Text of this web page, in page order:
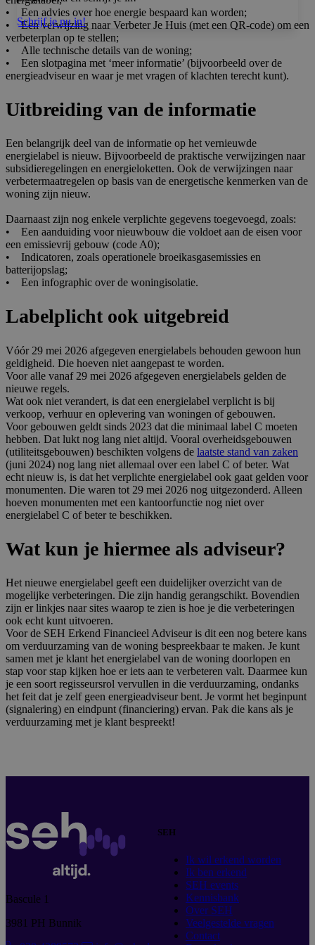
• Een advies over hoe energie bespaard kan worden;
• Een verwijzing naar Verbeter Je Huis (met een QR-code) om een
verbeterplan op te stellen;
• Alle technische details van de woning;
• Een slotpagina met ‘meer informatie’ (bijvoorbeeld over de
energieadviseur en waar je met vragen of klachten terecht kunt).
Uitbreiding van de informatie
Een belangrijk deel van de informatie op het vernieuwde
energielabel is nieuw. Bijvoorbeeld de praktische verwijzingen naar
subsidieregelingen en energieloketten. Ook de verwijzingen naar
verbetermaatregelen op basis van de energetische kenmerken van de
woning zijn nieuw.
Daarnaast zijn nog enkele verplichte gegevens toegevoegd, zoals:
• Een aanduiding voor nieuwbouw die voldoet aan de eisen voor
een emissievrij gebouw (code A0);
• Indicatoren, zoals operationele broeikasgasemissies en
batterijopslag;
• Een infographic over de woningisolatie.
Labelplicht ook uitgebreid
Vóór 29 mei 2026 afgegeven energielabels behouden gewoon hun
geldigheid. Die hoeven niet aangepast te worden.
Voor alle vanaf 29 mei 2026 afgegeven energielabels gelden de
nieuwe regels.
Wat ook niet verandert, is dat een energielabel verplicht is bij
verkoop, verhuur en oplevering van woningen of gebouwen.
Voor gebouwen geldt sinds 2023 dat die minimaal label C moeten
hebben. Dat lukt nog lang niet altijd. Vooral overheidsgebouwen
(utiliteitsgebouwen) beschikten volgens de laatste stand van zaken
(juni 2024) nog lang niet allemaal over een label C of beter. Wat
echt nieuw is, is dat het verplichte energielabel ook gaat gelden voor
monumenten. Die waren tot 29 mei 2026 nog uitgezonderd. Alleen
hoeven monumenten met een kantoorfunctie nog niet over
energielabel C of beter te beschikken.
Wat kun je hiermee als adviseur?
Het nieuwe energielabel geeft een duidelijker overzicht van de
mogelijke verbeteringen. Die zijn handig gerangschikt. Bovendien
zijn er linkjes naar sites waarop te zien is hoe je die verbeteringen
ook echt kunt uitvoeren.
Voor de SEH Erkend Financieel Adviseur is dit een nog betere kans
om verduurzaming van de woning bespreekbaar te maken. Je kunt
samen met je klant het energielabel van de woning doorlopen en
stap voor stap kijken hoe er iets aan te verbeteren valt. Daarmee kun
je een soort regisseursrol vervullen in die verduurzaming, ondanks
het feit dat je zelf geen energieadviseur bent. Je vormt het beginpunt
(signalering) en eindpunt (financiering) ervan. Pak die kans als je
verduurzaming met je klant bespreekt!
Bascule 1
3981 PH Bunnik
SEH
Ik wil erkend worden
Ik ben erkend
SEH events
Kennisbank
Over SEH
Veelgestelde vragen
Contact
Schrijf je nu in!